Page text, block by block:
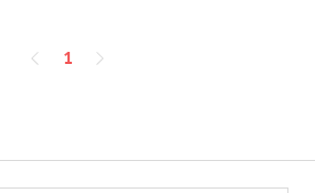
페
1